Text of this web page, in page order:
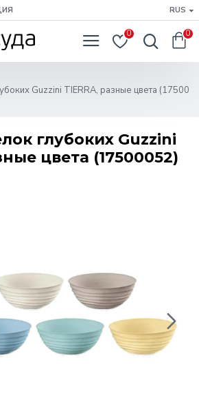
RUS
0 0
Guzzini TIERRA, разные цвета (17500
глубоких Guzzini
цвета (17500052)